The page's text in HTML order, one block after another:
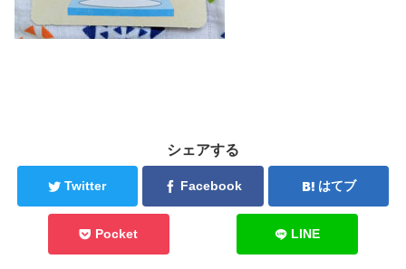
シェアする
Twitter Facebook はてブ
Pocket LINE